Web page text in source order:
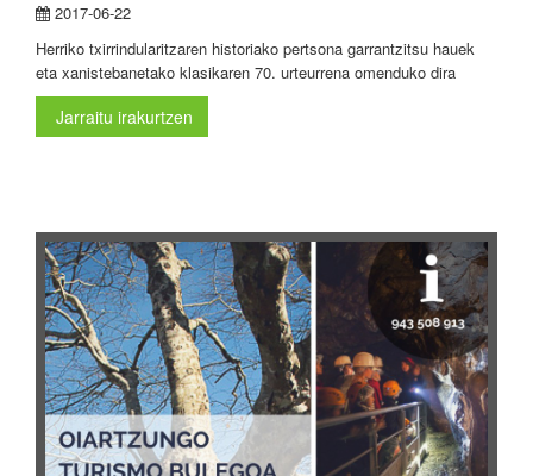
2017-06-22
Herriko txirrindularitzaren historiako pertsona garrantzitsu hauek
eta xanistebanetako klasikaren 70. urteurrena omenduko dira
Jarraitu irakurtzen